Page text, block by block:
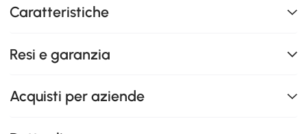
Caratteristiche
Resi e garanzia
Acquisti per aziende